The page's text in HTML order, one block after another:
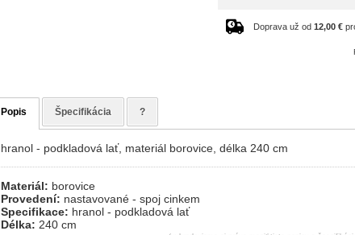
Doprava už od12,00 €
Popis Špecifikácia ?
hranol - podkladová lať, materiál borovice, délka 240 cm
Materiál: borovice
Provedení: nastavované - spoj cinkem
Specifikace: hranol - podkladová lať
Délka: 240 cm